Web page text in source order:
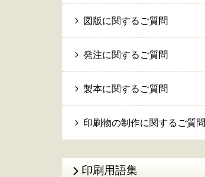
図版に関するご質問
発注に関するご質問
製本に関するご質問
印刷物の制作に関するご質問
印刷用語集